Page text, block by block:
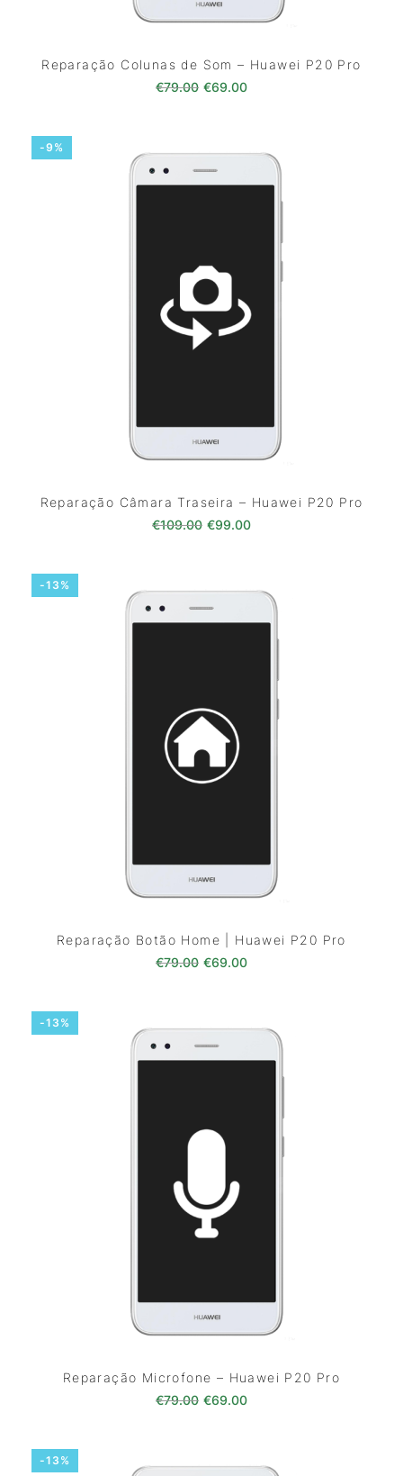
Reparação Colunas de Som – Huawei P20 Pro
€79.00 O preço original era: €79.00.
€69.00O preço atual é:
-9%
Reparação Câmara Traseira – Huawei P20 Pro
€109.00 O preço original era:
€99.00O preço atual é:
-13%
Reparação Botão Home | Huawei P20 Pro
€79.00 O preço original era: €79.00.
€69.00O preço atual é:
-13%
Reparação Microfone – Huawei P20 Pro
€79.00 O preço original era: €79.00.
€69.00O preço atual é:
-13%